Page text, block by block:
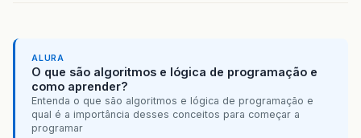
ALURA
O que são algoritmos e lógica de programação e
como aprender?
Entenda o que são algoritmos e lógica de programação e
qual é a importância desses conceitos para começar a
programar